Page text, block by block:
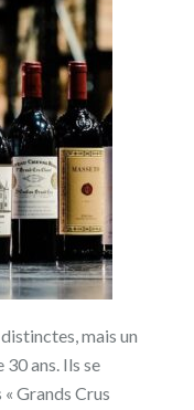
mais un
ans. Ils se
Grands Crus